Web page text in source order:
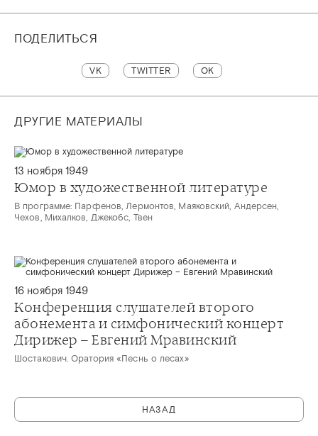
ПОДЕЛИТЬСЯ
VK TWITTER OK
ДРУГИЕ МАТЕРИАЛЫ
13 ноября 1949
Юмор в художественной литературе
В программе: Парфенов, Лермонтов, Маяковский, Андерсен,
Чехов, Михалков, Джекобс, Твен
16 ноября 1949
Конференция слушателей второго
абонемента и симфонический концерт
Дирижер – Евгений Мравинский
Шостакович. Оратория «Песнь о лесах»
НАЗАД